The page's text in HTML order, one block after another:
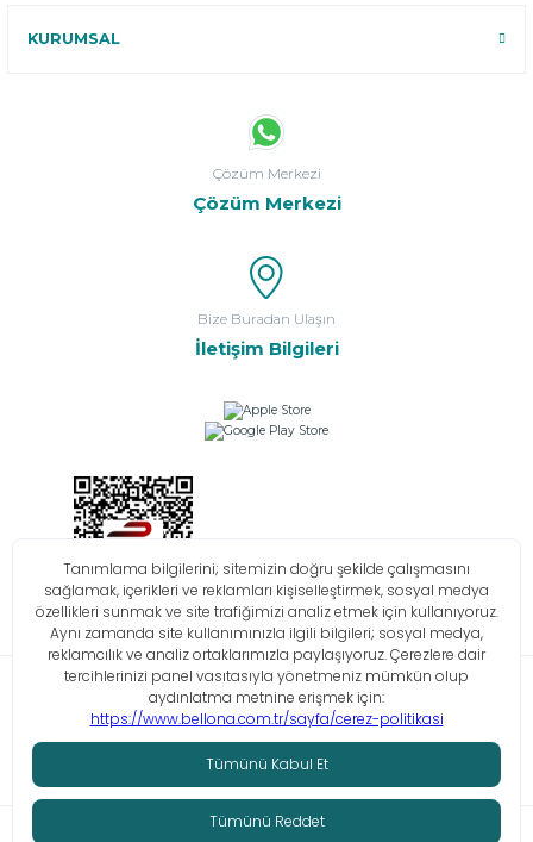
KURUMSAL
Çözüm Merkezi
Çözüm Merkezi
Bize Buradan Ulaşın
İletişim Bilgileri
Bilgi Toplumu Hizmetleri KVKK Çerez Politikası İşlem Rehberi
© Tüm hakları saklıdır. Bellona 2026